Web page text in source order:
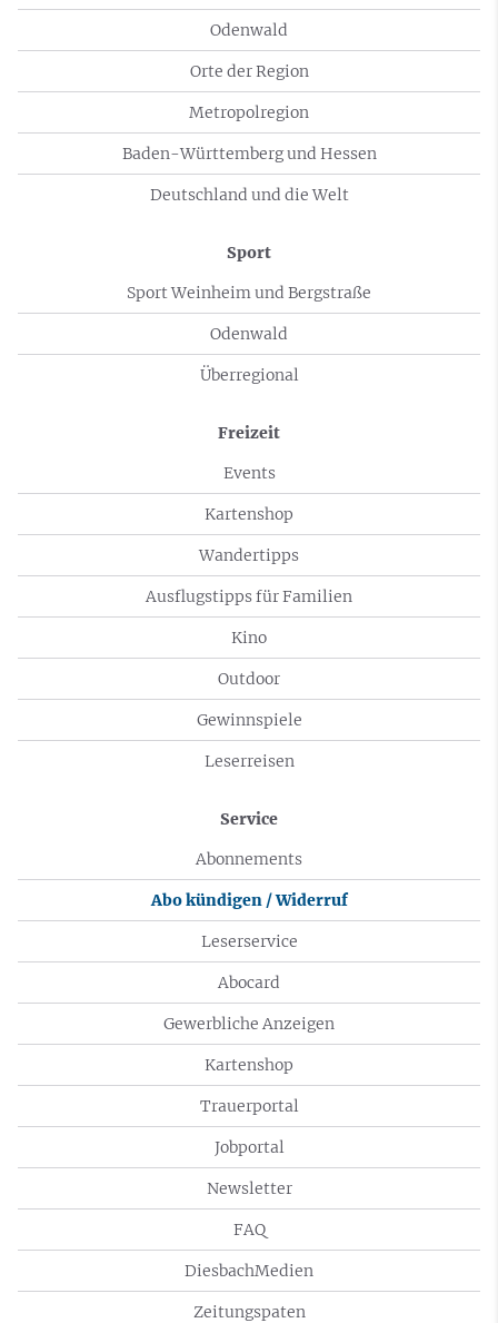
Odenwald
Orte der Region
Metropolregion
Baden-Württemberg und Hessen
Deutschland und die Welt
Sport
Sport Weinheim und Bergstraße
Odenwald
Überregional
Freizeit
Events
Kartenshop
Wandertipps
Ausflugstipps für Familien
Kino
Outdoor
Gewinnspiele
Leserreisen
Service
Abonnements
Abo kündigen / Widerruf
Leserservice
Abocard
Gewerbliche Anzeigen
Kartenshop
Trauerportal
Jobportal
Newsletter
FAQ
DiesbachMedien
Zeitungspaten